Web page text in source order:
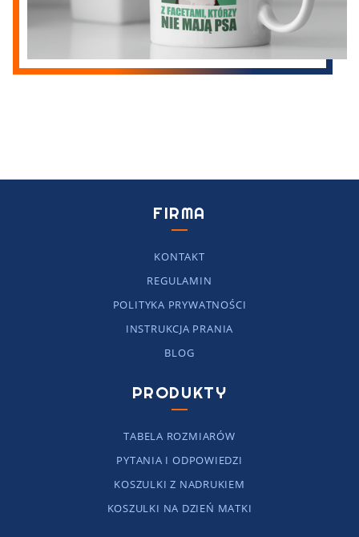
FIRMA
KONTAKT
REGULAMIN
POLITYKA PRYWATNOŚCI
INSTRUKCJA PRANIA
BLOG
PRODUKTY
TABELA ROZMIARÓW
PYTANIA I ODPOWIEDZI
KOSZULKI Z NADRUKIEM
KOSZULKI NA DZIEŃ MATKI